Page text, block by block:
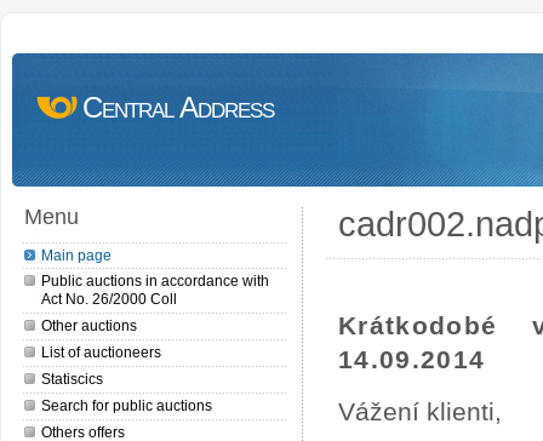
Central Address
Menu
Main page
Public auctions in accordance with
Act No. 26/2000 Coll
Other auctions
List of auctioneers
Statiscics
Search for public auctions
Others offers
Krátkodobé
14.09.2014
Vážení klienti,